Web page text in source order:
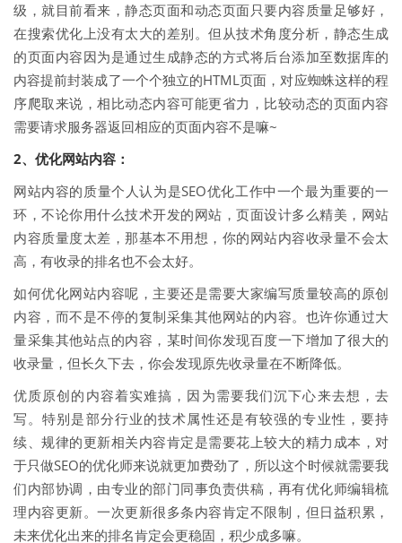
级，就目前看来，静态页面和动态页面只要内容质量足够好，
在搜索优化上没有太大的差别。但从技术角度分析，静态生成
的页面内容因为是通过生成静态的方式将后台添加至数据库的
内容提前封装成了一个个独立的HTML页面，对应蜘蛛这样的程
序爬取来说，相比动态内容可能更省力，比较动态的页面内容
需要请求服务器返回相应的页面内容不是嘛~
2、优化网站内容：
网站内容的质量个人认为是SEO优化工作中一个最为重要的一
环，不论你用什么技术开发的网站，页面设计多么精美，网站
内容质量度太差，那基本不用想，你的网站内容收录量不会太
高，有收录的排名也不会太好。
如何优化网站内容呢，主要还是需要大家编写质量较高的原创
内容，而不是不停的复制采集其他网站的内容。也许你通过大
量采集其他站点的内容，某时间你发现百度一下增加了很大的
收录量，但长久下去，你会发现原先收录量在不断降低。
优质原创的内容着实难搞，因为需要我们沉下心来去想，去
写。特别是部分行业的技术属性还是有较强的专业性，要持
续、规律的更新相关内容肯定是需要花上较大的精力成本，对
于只做SEO的优化师来说就更加费劲了，所以这个时候就需要我
们内部协调，由专业的部门同事负责供稿，再有优化师编辑梳
理内容更新。一次更新很多条内容肯定不限制，但日益积累，
未来优化出来的排名肯定会更稳固，积少成多嘛。